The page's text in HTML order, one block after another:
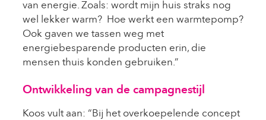
van energie. Zoals: wordt mijn huis straks nog
wel lekker warm? Hoe werkt een warmtepomp?
Ook gaven we tassen weg met
energiebesparende producten erin, die
mensen thuis konden gebruiken.”
Ontwikkeling van de campagnestijl
Koos vult aan: “Bij het overkoepelende concept